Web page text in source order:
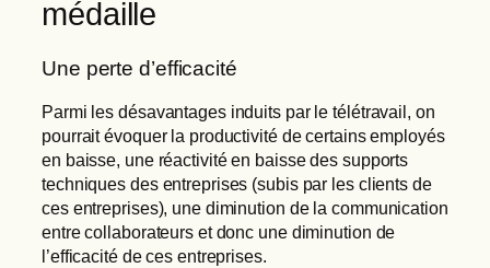
médaille
Une perte d’efficacité
Parmi les désavantages induits par le télétravail, on
pourrait évoquer la productivité de certains employés
en baisse, une réactivité en baisse des supports
techniques des entreprises (subis par les clients de
ces entreprises), une diminution de la communication
entre collaborateurs et donc une diminution de
l’efficacité de ces entreprises.